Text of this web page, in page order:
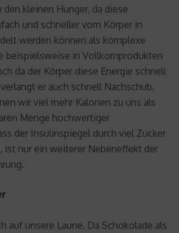
kleinen Hunger, da diese
und schneller vom Körper in
werden können als komplexe
beispielsweise in Vollkornprodukten
da der Körper diese Energie schnell
er auch schnell Nachschub.
wir viel mehr Kalorien zu uns als
Menge hochwertiger
der Insulinspiegel durch viel Zucker
ist nur ein weiterer Nebeneffekt der
auf unsere Laune. Da Schokolade als